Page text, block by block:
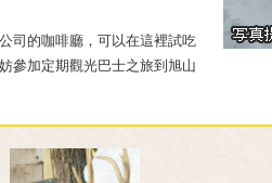
司的咖啡廳，可以在這裡試吃
參加定期觀光巴士之旅到旭山